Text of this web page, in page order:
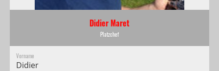
Didier Maret
Platzchef
Vorname
Didier